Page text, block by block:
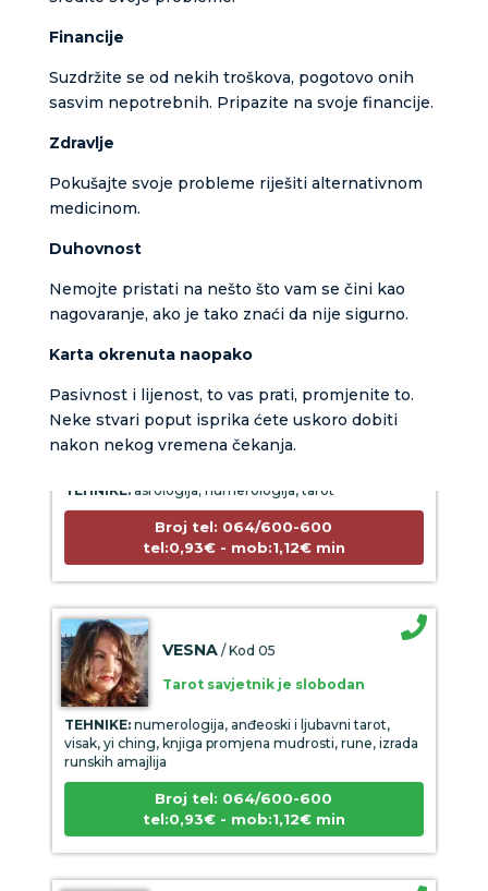
Financije
Suzdržite se od nekih troškova, pogotovo onih
sasvim nepotrebnih. Pripazite na svoje financije.
Zdravlje
Pokušajte svoje probleme riješiti alternativnom
medicinom.
Duhovnost
Nemojte pristati na nešto što vam se čini kao
nagovaranje, ako je tako znaći da nije sigurno.
Karta okrenuta naopako
Pasivnost i lijenost, to vas prati, promjenite to.
Neke stvari poput isprika ćete uskoro dobiti
nakon nekog vremena čekanja.
KRISTINA / Kod 160
Tarot savjetnik je zauzet
Broj tel: 064/600-600
tel:0,93€ - mob:1,12€ min
VESNA / Kod 05
Tarot savjetnik je slobodan
TEHNIKE:
numerologija, anđeoski i ljubavni tarot,
visak, yi ching, knjiga promjena mudrosti, rune, izrada
runskih amajlija
Broj tel: 064/600-600
tel:0,93€ - mob:1,12€ min